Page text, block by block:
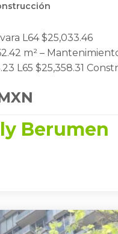
L64 $25,033.46
m² –
L65 $25,358.31
Berumen